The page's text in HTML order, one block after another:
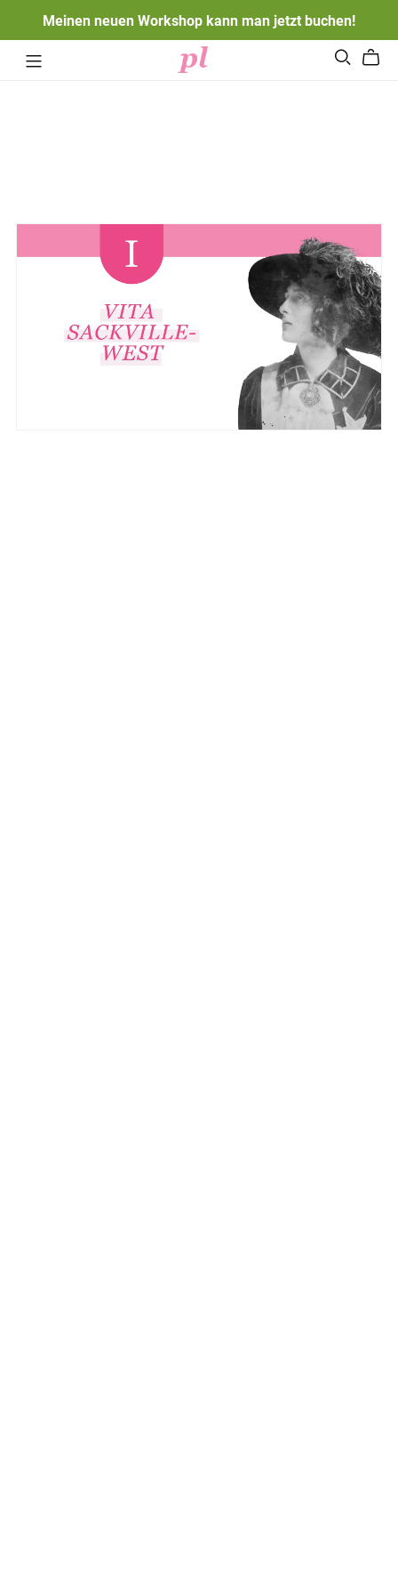
Meinen neuen Workshop kann man jetzt buchen!